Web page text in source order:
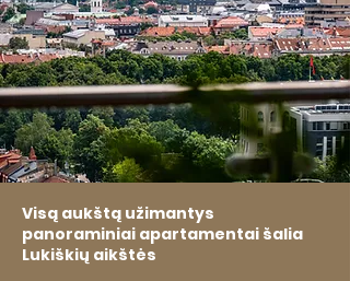
Visą aukštą užimantys
panoraminiai apartamentai šalia
Lukiškių aikštės